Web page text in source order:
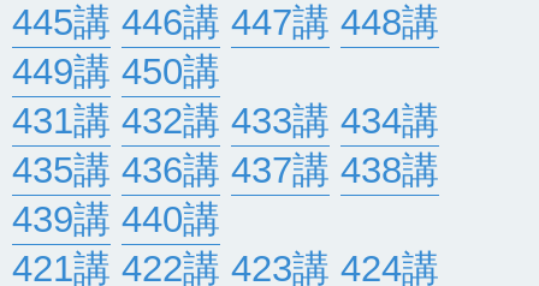
445講 446講 447講 448講
449講 450講
431講 432講 433講 434講
435講 436講 437講 438講
439講 440講
421講 422講 423講 424講